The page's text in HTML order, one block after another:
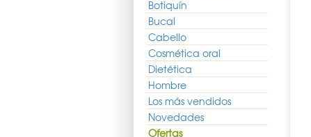
Botiquín
Bucal
Cabello
Cosmética oral
Dietética
Hombre
Los más vendidos
Novedades
Ofertas